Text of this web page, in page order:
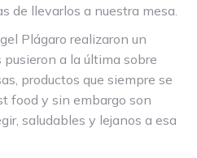
de llevarlos a nuestra mesa.
Plágaro realizaron un
a la última sobre
productos que siempre se
food y sin embargo son
saludables y lejanos a esa